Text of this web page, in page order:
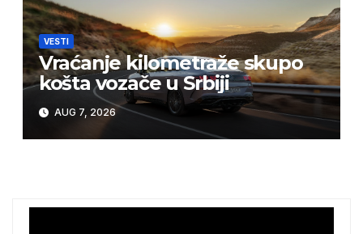
VESTI
Vraćanje kilometraže skupo
košta vozače u Srbiji
AUG 7, 2026